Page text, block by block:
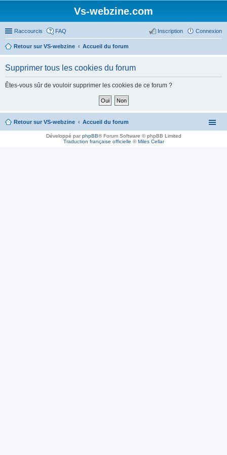
Vs-webzine.com
Raccourcis FAQ Connexion
Inscription
Retour sur VS-webzine Accueil du forum
Supprimer tous les cookies du forum
Êtes-vous sûr de vouloir supprimer les cookies de ce forum ?
Retour sur VS-webzine Accueil du forum
Développé parphpBB® Forum Software © phpBB Limited
Traduction française officielle ©Miles Cellar